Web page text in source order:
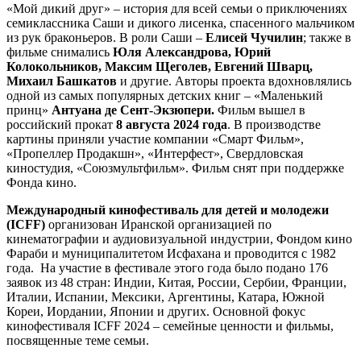
«Мой дикий друг» – история для всей семьи о приключениях
семиклассника Саши и дикого лисенка, спасенного мальчиком
из рук браконьеров. В роли Саши – Елисей Чучилин; также в
фильме снимались Юля Александрова, Юрий
Колокольников, Максим Щеголев, Евгений Шварц,
Михаил Башкатов и другие. Авторы проекта вдохновлялись
одной из самых популярных детских книг – «Маленький
принц» Антуана де Сент-Экзюпери. Фильм вышел в
российский прокат 8 августа 2024 года. В производстве
картины приняли участие компании «Смарт Фильм»,
«Пропеллер Продакшн», «Интерфест», Свердловская
киностудия, «Союзмультфильм». Фильм снят при поддержке
Фонда кино.
Международный кинофестиваль для детей и молодежи
(ICFF) организован Иранской организацией по
кинематографии и аудиовизуальной индустрии, Фондом кино
Фараби и муниципалитетом Исфахана и проводится с 1982
года. На участие в фестивале этого года было подано 176
заявок из 48 стран: Индии, Китая, России, Сербии, Франции,
Италии, Испании, Мексики, Аргентины, Катара, Южной
Кореи, Иордании, Японии и других. Основной фокус
кинофестиваля ICFF 2024 – семейные ценности и фильмы,
посвященные теме семьи.